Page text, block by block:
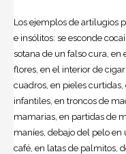
Los ejemplos de artilugios
e insólitos: se esconde
sotana de un falso cura, en
flores, en el interior de
cuadros, en pieles
infantiles, en troncos de
mamarias, en partidas de
maníes, debajo del pelo en
café, en latas de palmitos,